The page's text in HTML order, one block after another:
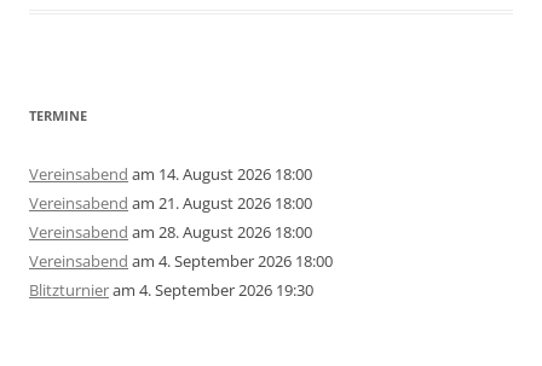
TERMINE
Vereinsabend am 14. August 2026 18:00
Vereinsabend am 21. August 2026 18:00
Vereinsabend am 28. August 2026 18:00
Vereinsabend am 4. September 2026 18:00
Blitzturnieram 4. September 2026 19:30